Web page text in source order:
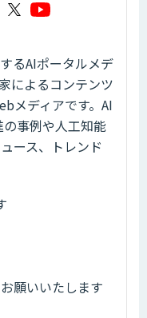
るAIポータルメデ
によるコンテンツ
メディアです。AI
事例や人工知能
ース、トレンド
願いいたします